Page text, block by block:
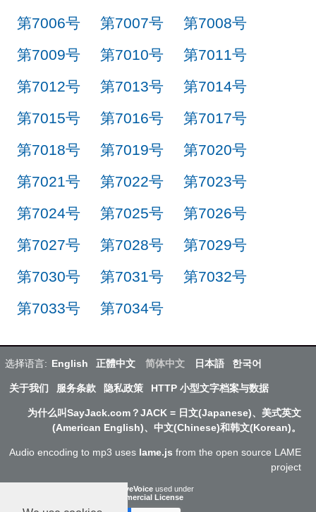
第7006号
第7007号
第7008号
第7009号
第7010号
第7011号
第7012号
第7013号
第7014号
第7015号
第7016号
第7017号
第7018号
第7019号
第7020号
第7021号
第7022号
第7023号
第7024号
第7025号
第7026号
第7027号
第7028号
第7029号
第7030号
第7031号
第7032号
第7033号
第7034号
选择语言: English 正體中文 简体中文 日本語 한국어
关于我们 服务条款 隐私政策 HTTP 小型文字档案与数据
为什么叫SayJack.com？JACK = 日文(Japanese)、美式英文
(American English)、中文(Chinese)和韩文(Korean)。
Audio encoding to mp3 uses lame.js from the open source LAME
project
ResponsiveVoice used under
Non-Commercial License